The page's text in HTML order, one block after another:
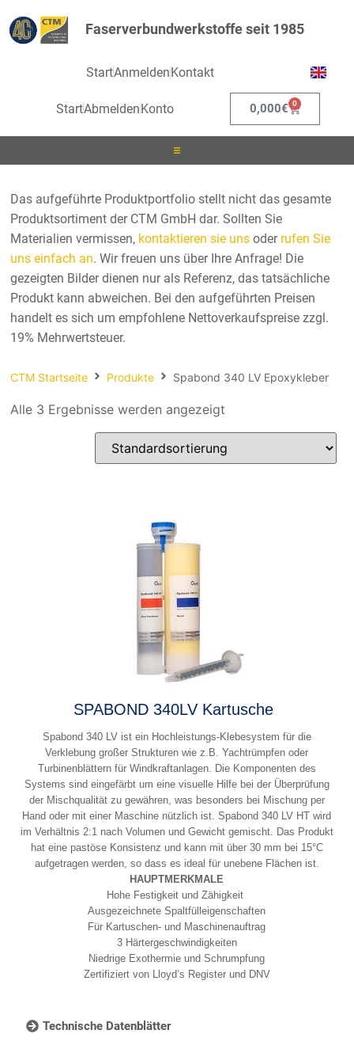
Faserverbundwerkstoffe seit 1985
StartAnmeldenKontakt
StartAbmelden Konto 0,000€ 0
Kleben
Beschichten
Fasern
Kernmaterial
Das aufgeführte Produktportfolio stellt nicht das gesamte
Produktsortiment der CTM GmbH dar. Sollten Sie
Materialien vermissen, kontaktieren sie uns oder rufen Sie
uns einfach an. Wir freuen uns über Ihre Anfrage! Die
gezeigten Bilder dienen nur als Referenz, das tatsächliche
Produkt kann abweichen. Bei den aufgeführten Preisen
handelt es sich um empfohlene Nettoverkaufspreise zzgl.
19% Mehrwertsteuer.
CTM Startseite Produkte Spabond 340 LV Epoxykleber
Alle 3 Ergebnisse werden angezeigt
SPABOND 340LV Kartusche
Spabond 340 LV ist ein Hochleistungs-Klebesystem für die
Verklebung großer Strukturen wie z.B. Yachtrümpfen oder
Turbinenblättern für Windkraftanlagen. Die Komponenten des
Systems sind eingefärbt um eine visuelle Hilfe bei der Überprüfung
der Mischqualität zu gewähren, was besonders bei Mischung per
Hand oder mit einer Maschine nützlich ist. Spabond 340 LV HT wird
im Verhältnis 2:1 nach Volumen und Gewicht gemischt. Das Produkt
hat eine pastöse Konsistenz und kann mit über 30 mm bei 15°C
aufgetragen werden, so dass es ideal für unebene Flächen ist.
HAUPTMERKMALE
Hohe Festigkeit und Zähigkeit
Ausgezeichnete Spaltfülleigenschaften
Für Kartuschen- und Maschinenauftrag
3 Härtergeschwindigkeiten
Niedrige Exothermie und Schrumpfung
Zertifiziert von Lloyd’s Register und DNV
Technische Datenblätter